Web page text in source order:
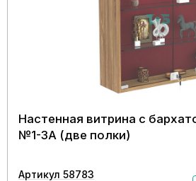
Настенная витрина с
№1-3А (две полки)
Артикул 58783